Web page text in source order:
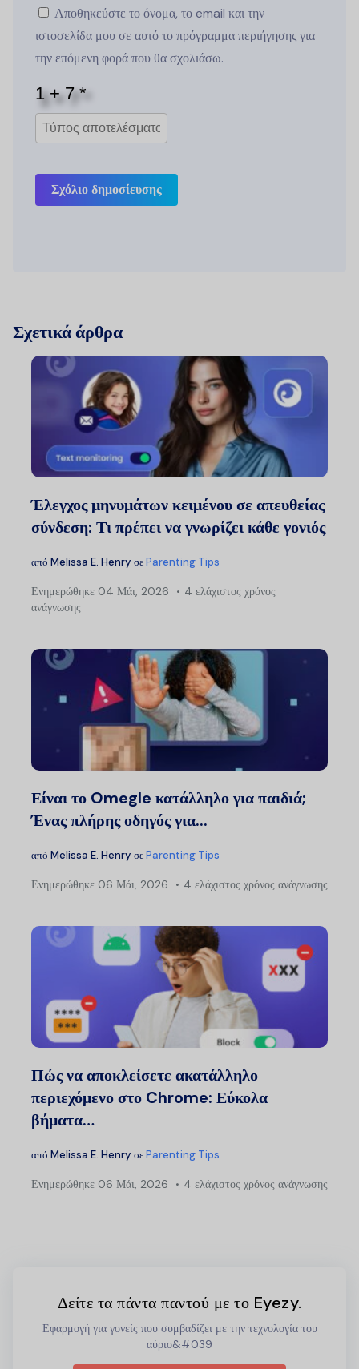
Αποθηκεύστε το όνομα, το email και την
ιστοσελίδα μου σε αυτό το πρόγραμμα περιήγησης για
την επόμενη φορά που θα σχολιάσω.
Σχόλιο δημοσίευσης
Σχετικά άρθρα
Έλεγχος μηνυμάτων κειμένου σε απευθείας
σύνδεση: Τι πρέπει να γνωρίζει κάθε γονιός
από Melissa E. Henry σεParenting Tips
Ενημερώθηκε 04 Μάι, 2026
4 ελάχιστος χρόνος
ανάγνωσης
Είναι το Omegle κατάλληλο για παιδιά;
Ένας πλήρης οδηγός για...
από Melissa E. Henry σεParenting Tips
Ενημερώθηκε 06 Μάι, 2026 4 ελάχιστος χρόνος ανάγνωσης
Πώς να αποκλείσετε ακατάλληλο
περιεχόμενο στο Chrome: Εύκολα
βήματα…
από Melissa E. Henry σεParenting Tips
Ενημερώθηκε 06 Μάι, 2026 4 ελάχιστος χρόνος ανάγνωσης
Δείτε τα πάντα παντού με το Eyezy.
Εφαρμογή για γονείς που συμβαδίζει με την τεχνολογία του
αύριο&#039